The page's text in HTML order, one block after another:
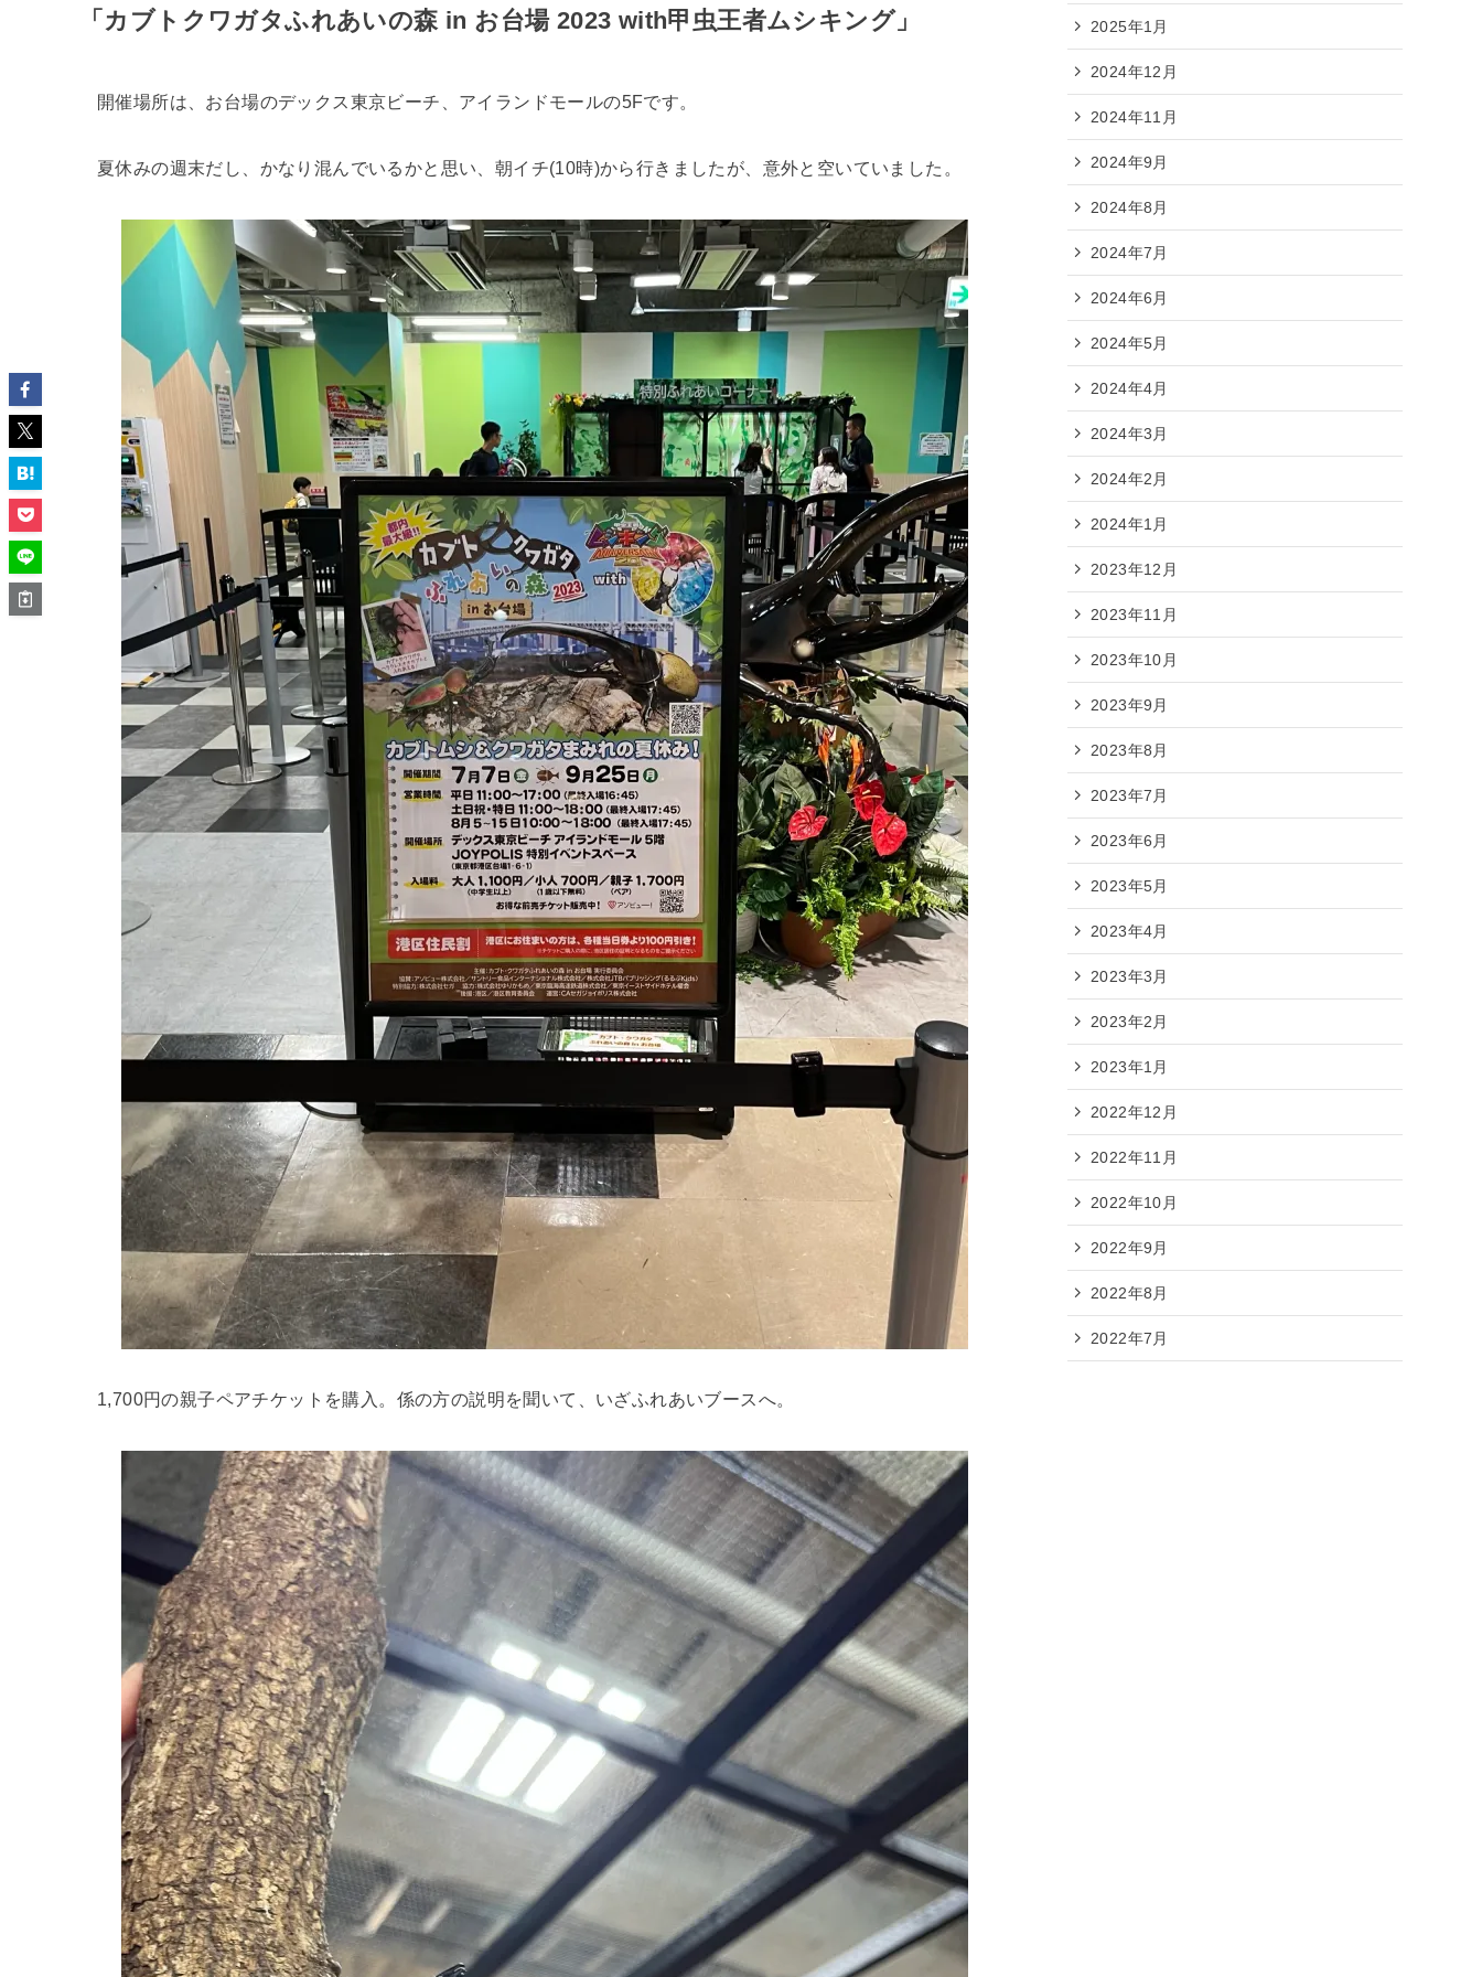
「カブトクワガタふれあいの森 in お台場 2023 with甲虫王者ムシキング」
開催場所は、お台場のデックス東京ビーチ、アイランドモールの5Fです。
夏休みの週末だし、かなり混んでいるかと思い、朝イチ(10時)から行きましたが、意外と空いていました。
1,700円の親子ペアチケットを購入。係の方の説明を聞いて、いざふれあいブースへ。
2025年1月
2024年12月
2024年11月
2024年9月
2024年8月
2024年7月
2024年6月
2024年5月
2024年4月
2024年3月
2024年2月
2024年1月
2023年12月
2023年11月
2023年10月
2023年9月
2023年8月
2023年7月
2023年6月
2023年5月
2023年4月
2023年3月
2023年2月
2023年1月
2022年12月
2022年11月
2022年10月
2022年9月
2022年8月
2022年7月